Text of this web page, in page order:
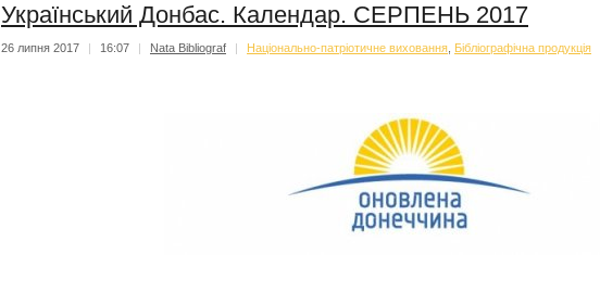
Український Донбас. Календар. СЕРПЕНЬ 2017
26 липня 2017 | 16:07 | Nata Bibliograf | Національно-патріотичне виховання Бібліографічна продукція